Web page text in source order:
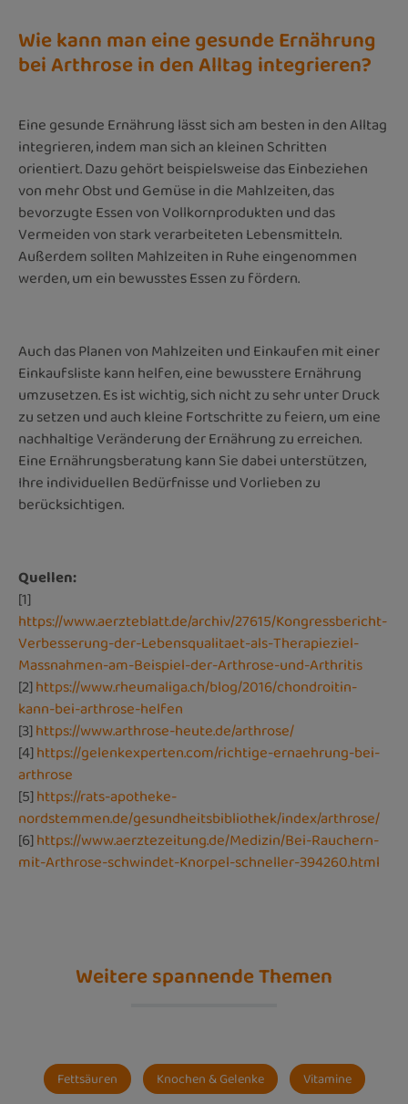
Wie kann man eine gesunde Ernährung
bei Arthrose in den Alltag integrieren?
Eine gesunde Ernährung lässt sich am besten in den Alltag
integrieren, indem man sich an kleinen Schritten
orientiert. Dazu gehört beispielsweise das Einbeziehen
von mehr Obst und Gemüse in die Mahlzeiten, das
bevorzugte Essen von Vollkornprodukten und das
Vermeiden von stark verarbeiteten Lebensmitteln.
Außerdem sollten Mahlzeiten in Ruhe eingenommen
werden, um ein bewusstes Essen zu fördern.
Auch das Planen von Mahlzeiten und Einkaufen mit einer
Einkaufsliste kann helfen, eine bewusstere Ernährung
umzusetzen. Es ist wichtig, sich nicht zu sehr unter Druck
zu setzen und auch kleine Fortschritte zu feiern, um eine
nachhaltige Veränderung der Ernährung zu erreichen.
Eine Ernährungsberatung kann Sie dabei unterstützen,
Ihre individuellen Bedürfnisse und Vorlieben zu
berücksichtigen.
Quellen:
[1]
https://www.aerzteblatt.de/archiv/27615/Kongressbericht-
Verbesserung-der-Lebensqualitaet-als-Therapieziel-
Massnahmen-am-Beispiel-der-Arthrose-und-Arthritis
[2]https://www.rheumaliga.ch/blog/2016/chondroitin-
kann-bei-arthrose-helfen
[3]https://www.arthrose-heute.de/arthrose/
[4]https://gelenkexperten.com/richtige-ernaehrung-bei-
arthrose
[5]https://rats-apotheke-
nordstemmen.de/gesundheitsbibliothek/index/arthrose/
[6]https://www.aerztezeitung.de/Medizin/Bei-Rauchern-
mit-Arthrose-schwindet-Knorpel-schneller-394260.html
Weitere spannende Themen
Fettsäuren Knochen & Gelenke Vitamine